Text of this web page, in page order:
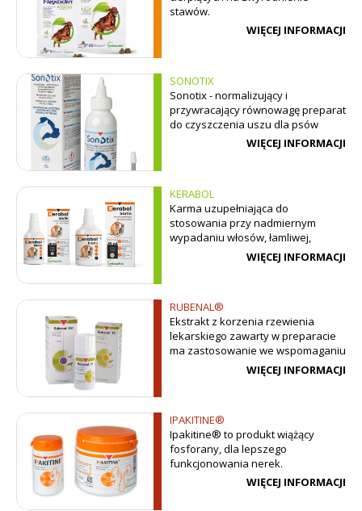
stawów.
WIĘCEJ INFORMACJI
SONOTIX
Sonotix - normalizujący i
przywracający równowagę preparat
do czyszczenia uszu dla psów
WIĘCEJ INFORMACJI
KERABOL
Karma uzupełniająca do
stosowania przy nadmiernym
wypadaniu włosów, łamliwej,
matowej i suchej sierści.WIĘCEJ INFORMACJI
RUBENAL®
Ekstrakt z korzenia rzewienia
lekarskiego zawarty w preparacie
ma zastosowanie we wspomaganiu
WIĘCEJ INFORMACJI
IPAKITINE®
Ipakitine® to produkt wiążący
fosforany, dla lepszego
funkcjonowania nerek.
WIĘCEJ INFORMACJI